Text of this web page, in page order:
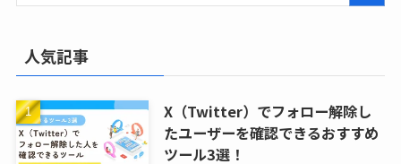
人気記事
X（Twitter）でフォロー解除し
たユーザーを確認できるおすすめ
ツール3選！